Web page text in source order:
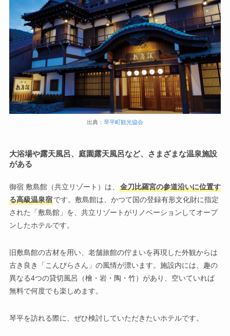
出典： 琴平町観光協会
大浴場や露天風呂、庭園露天風呂など、さまざまな温泉施設
がある
御宿 敷島館（共立リゾート）は、
金刀比羅宮の参道沿いに位置す
る高級温泉宿です。敷島館は、かつて国の登録有形文化財に指定
された「敷島館」を、共立リゾートがリノベーションしてオープ
ンしたホテルです。
旧敷島館の古材を用い、老舗旅館の佇まいを再現した外観からは
古き良き「こんぴらさん」の風情が漂います。施設内には、趣の
異なる4つの貸切風呂（檜・岩・陶・竹）があり、空いていれば
無料で何度でも楽しめます。
琴平を訪れる際に、ぜひ検討していただきたいホテルです。